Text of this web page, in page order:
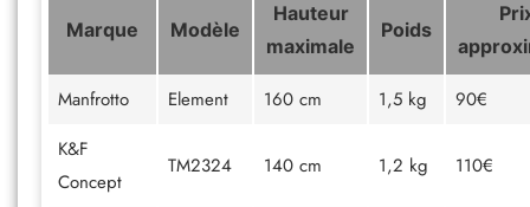
Marque Modèle
Hauteur
maximale
Poids
Manfrotto Element 160 cm 1,5 kg
90€
K&F
Concept
TM2324 140 cm 1,2 kg 110€